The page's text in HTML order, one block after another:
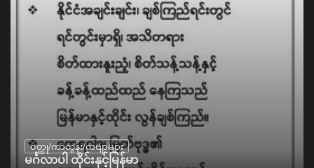
ဝတ္ထု/ကာတွန်း/ကဗျာများ
မင်္ဂလာပါ ထိုင်းနှင့်မြန်မာ